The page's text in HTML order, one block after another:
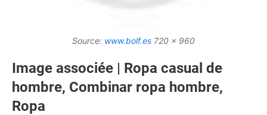
Source: www.bolf.es 720 x 960
Image associée | Ropa casual de
hombre, Combinar ropa hombre,
Ropa